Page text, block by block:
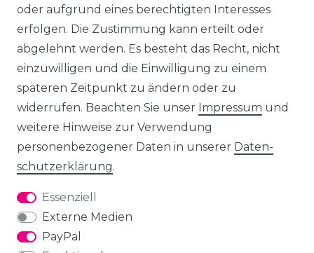
oder aufgrund eines berechtigten Interesses
erfolgen. Die Zustimmung kann erteilt oder
abgelehnt werden. Es besteht das Recht, nicht
einzuwilligen und die Einwilligung zu einem
späteren Zeitpunkt zu ändern oder zu
widerrufen. Beachten Sie unser Impressum und
weitere Hinweise zur Verwendung
personenbezogener Daten in unserer Daten­
schutz­erklärung.
Essenziell
Externe Medien
PayPal